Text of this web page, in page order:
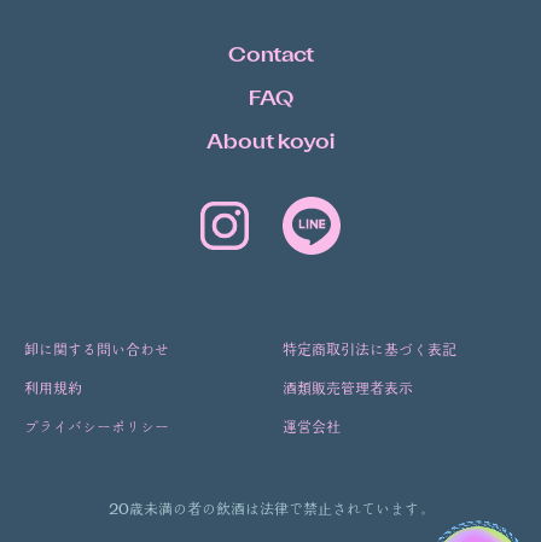
Contact
FAQ
About koyoi
卸に関する問い合わせ
利用規約
プライバシーポリシー
特定商取引法に基づく表記
酒類販売管理者表示
運営会社
20歳未満の者の飲酒は法律で禁止されています。